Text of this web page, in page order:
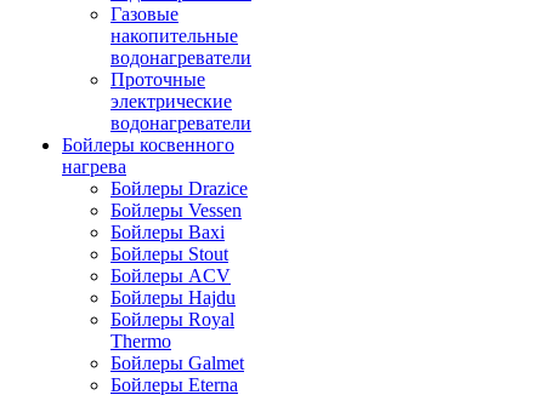
Газовые
накопительные
водонагреватели
Проточные
электрические
водонагреватели
Бойлеры косвенного
нагрева
Бойлеры Drazice
Бойлеры Vessen
Бойлеры Baxi
Бойлеры Stout
Бойлеры ACV
Бойлеры Hajdu
Бойлеры Royal
Thermo
Бойлеры Galmet
Бойлеры Eterna